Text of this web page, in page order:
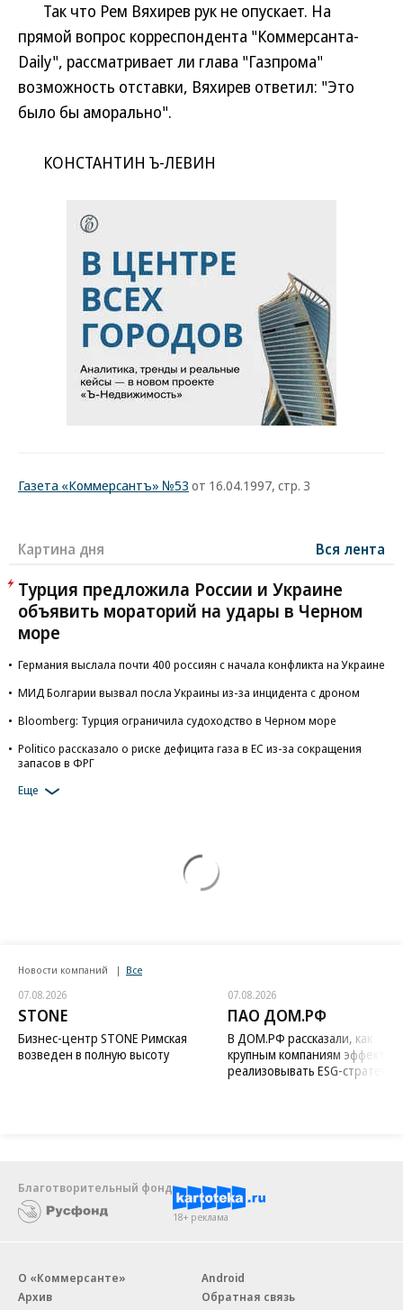
Так что Рем Вяхирев рук не опускает. На
прямой вопрос корреспондента "Коммерсанта-
Daily", рассматривает ли глава "Газпрома"
возможность отставки, Вяхирев ответил: "Это
было бы аморально".
КОНСТАНТИН Ъ-ЛЕВИН
Газета «Коммерсантъ» №53 от 16.04.1997, стр. 3
Картина дня Вся лента
Турция предложила России и Украине
объявить мораторий на удары в Черном
море
Германия выслала почти 400 россиян с начала конфликта на Украине
МИД Болгарии вызвал посла Украины из-за инцидента с дроном
Bloomberg: Турция ограничила судоходство в Черном море
Politico рассказало о риске дефицита газа в ЕС из-за сокращения
запасов в ФРГ
Еще
Новости компаний Все
07.08.2026
STONE
Бизнес-центр STONE Римская
возведен в полную высоту
07.08.2026
ПАО ДОМ.РФ
В ДОМ.РФ рассказали, как
крупным компаниям
реализовывать ESG-стратегию
Благотворительный фонд
18+ реклама
О «Коммерсанте»
Архив
Android
Обратная связь